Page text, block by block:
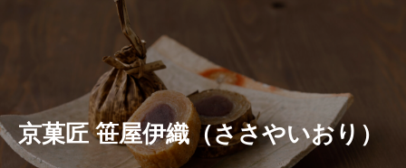
京菓匠 笹屋伊織（ささやいおり）